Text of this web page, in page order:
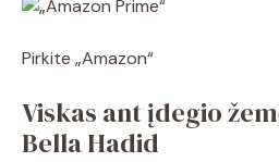
Pirkite „Amazon“
Viskas ant įdegio
Bella Hadid